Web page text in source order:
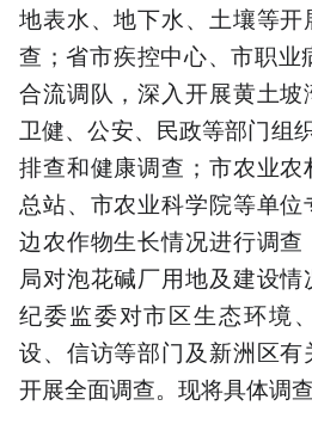
地表水、地下水、土壤等
查；省市疾控中心、市职业
合流调队，深入开展黄土
卫健、公安、民政等部门组
排查和健康调查；市农业
总站、市农业科学院等单
边农作物生长情况进行调
局对泡花碱厂用地及建设
纪委监委对市区生态环境
设、信访等部门及新洲区
开展全面调查。现将具体调